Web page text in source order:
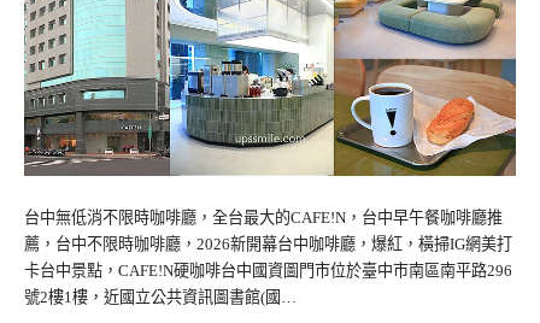
台中無低消不限時咖啡廳，全台最大的CAFE!N，台中早午餐咖啡廳推
薦，台中不限時咖啡廳，2026新開幕台中咖啡廳，爆紅，橫掃IG網美打
卡台中景點，CAFE!N硬咖啡台中國資圖門市位於臺中市南區南平路296
號2樓1樓，近國立公共資訊圖書館(國…